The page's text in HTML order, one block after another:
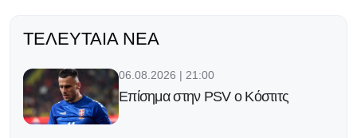
ΤΕΛΕΥΤΑΊΑ ΝΈΑ
06.08.2026 | 21:00
Επίσημα στην PSV ο Κόστιτς